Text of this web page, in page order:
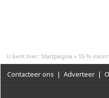
U bent hier: Startpagina » 55 %
Contacteer ons | Adverteer |